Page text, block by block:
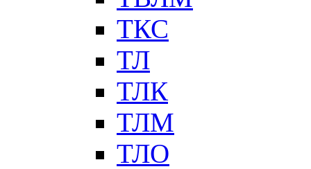
ТКС
ТЛ
ТЛК
ТЛМ
ТЛО